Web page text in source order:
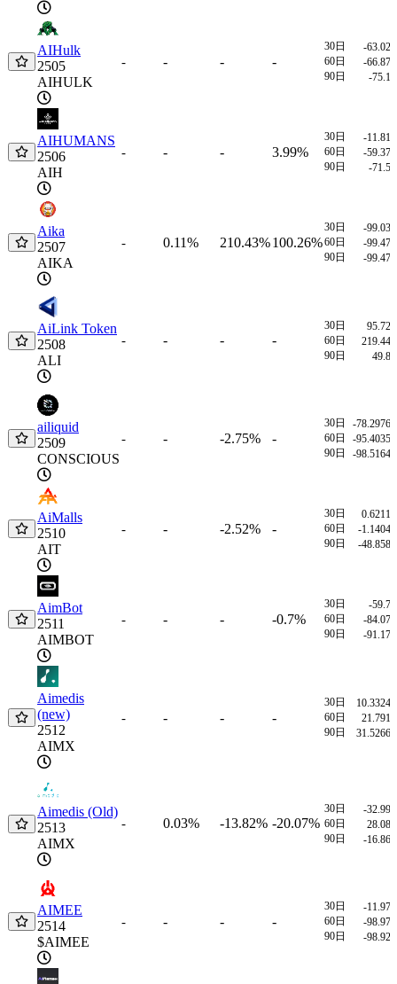
AIHulk
2505
AIHULK
- - - -
30日
-
60日
-
90日
-
AIHUMANS
2506
AIH
- - - 3.99%
30日
-
60日
-
90日
-
Aika
2507
AIKA
- 0.11% 210.43%100.26%
30日
-
60日
-
90日
-
AiLink Token
2508
ALI
- - - -
30日
60日
90日
ailiquid
2509
CONSCIOUS
- - -2.75% -
30日
-
60日
-
90日
-
AiMalls
2510
AIT
- - -2.52% -
30日
60日
-
90日
-
AimBot
2511
AIMBOT
- - - -0.7%
30日
-
60日
-
90日
-
Aimedis
(new)
2512
AIMX
- - - -
30日
60日
90日
Aimedis (Old)
2513
AIMX
- 0.03% -13.82% -20.07%
30日
-
60日
90日
-
AIMEE
2514
$AIMEE
- - - -
30日
-
60日
-
90日
-